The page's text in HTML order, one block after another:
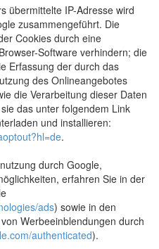
übermittelte IP-Adresse wird
zusammengeführt. Die
Cookies durch eine
Software verhindern; die
Erfassung der durch das
des Onlineangebotes
die Verarbeitung dieser Daten
das unter folgendem Link
und installieren:
.
durch Google,
erfahren Sie in der
ads) sowie in den
Werbeeinblendungen durch
authenticated).